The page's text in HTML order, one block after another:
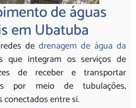
de águas
em Ubatuba
de drenagem de água da
que integram os serviços de
de receber e transportar
por meio de tubulações,
conectados entre si.